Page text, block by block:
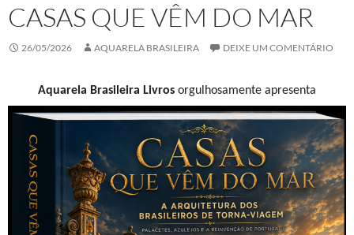
CASAS QUE VÊM DO MAR
26/05/2026 AQUARELA BRASILEIRA DEIXE UM COMENTÁRIO
Aquarela Brasileira Livros orgulhosamente apresenta